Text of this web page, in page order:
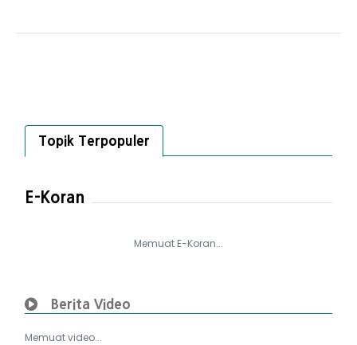
Topik Terpopuler
E-Koran
Memuat E-Koran...
Berita Video
Memuat video...